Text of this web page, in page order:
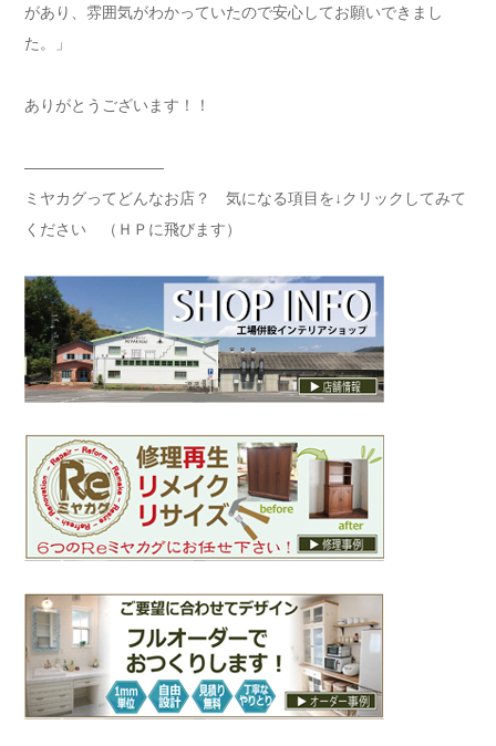
があり、雰囲気がわかっていたので安心してお願いできまし
た。」
ありがとうございます！！
—————————
ミヤカグってどんなお店？ 気になる項目を↓クリックしてみて
ください （ＨＰに飛びます）